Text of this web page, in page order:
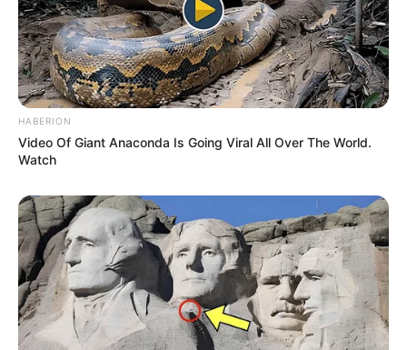
HABERION
Video Of Giant Anaconda Is Going Viral All Over The World.
Watch